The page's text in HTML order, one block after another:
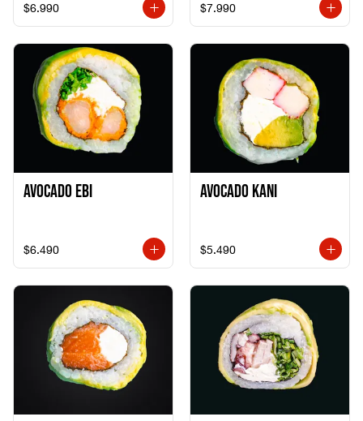
$6.990 $7.990
Avocado Ebi
$6.490
Avocado Kani
$5.490